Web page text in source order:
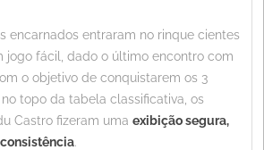
encarnados entraram no rinque cientes
jogo fácil, dado o último encontro com
o objetivo de conquistarem os 3
topo da tabela classificativa, os
Castro fizeram uma exibição segura,
.